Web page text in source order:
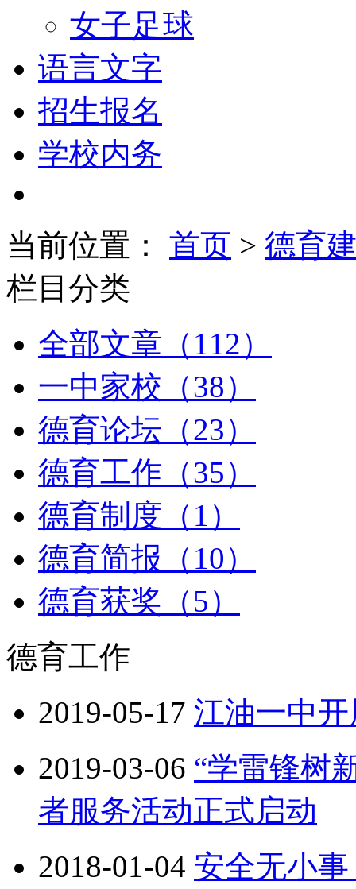
女子足球
语言文字
招生报名
学校内务
当前位置： 首页 > 德育
栏目分类
全部文章（112）
一中家校（38）
德育论坛（23）
德育工作（35）
德育制度（1）
德育简报（10）
德育获奖（5）
德育工作
2019-05-17 江油一中
2019-03-06 “学雷锋树
者服务活动正式启动
2018-01-04 安全无小